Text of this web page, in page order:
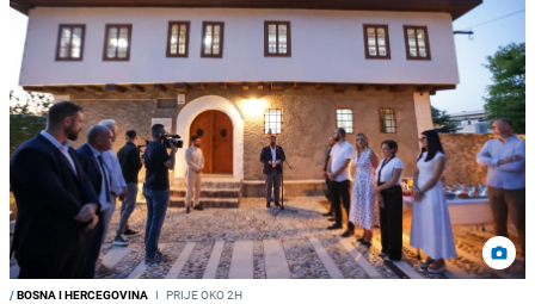
/BOSNA I HERCEGOVINA I PRIJE OKO 2H